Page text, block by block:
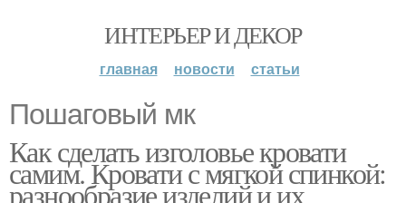
ИНТЕРЬЕР И ДЕКОР
главная новости статьи
Пошаговый мк
Как сделать изголовье кровати
самим. Кровати с мягкой спинкой:
разнообразие изделий и их